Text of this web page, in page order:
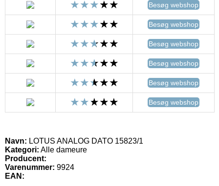
Besøg webshop
Besøg webshop
Besøg webshop
Besøg webshop
Besøg webshop
Besøg webshop
Navn: LOTUS ANALOG DATO 15823/1
Kategori: Alle dameure
Producent:
Varenummer: 9924
EAN: